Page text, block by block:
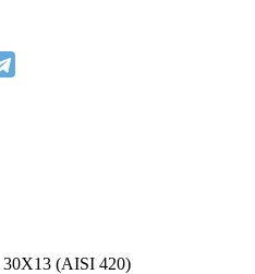
(AISI 420)